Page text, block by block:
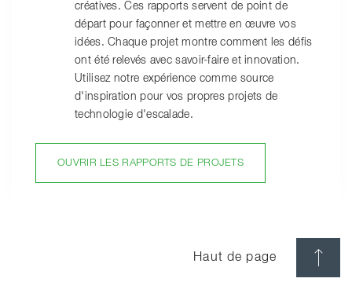
créatives. Ces rapports servent de point de
départ pour façonner et mettre en œuvre vos
idées. Chaque projet montre comment les défis
ont été relevés avec savoir-faire et innovation.
Utilisez notre expérience comme source
d'inspiration pour vos propres projets de
technologie d'escalade.
OUVRIR LES RAPPORTS DE PROJETS
Haut de page